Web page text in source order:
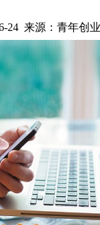
24 来源：青年创